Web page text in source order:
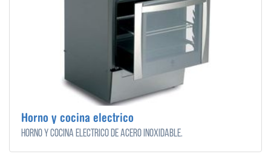
Horno y cocina electrico
Horno y cocina eléctrico de acero inoxidable.